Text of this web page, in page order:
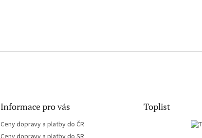
Informace pro vás
Ceny dopravy a platby do ČR
Toplist